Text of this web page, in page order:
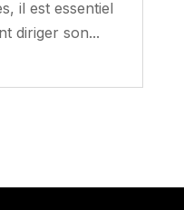
il est essentiel
diriger son...